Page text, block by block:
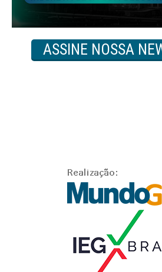
ASSINE NOSSA